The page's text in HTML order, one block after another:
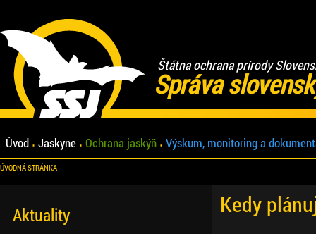
Štátna ochrana prírody
Správa
Úvod Jaskyne Ochrana jaskýň Výskum, monitoring a
ÚVODNÁ STRÁNKA
Kedy
Aktuality